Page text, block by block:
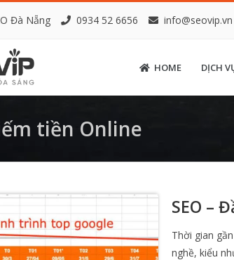
Đà Nẵng 0934 52 6656 info@seovip.vn
HOME DỊCH
tiền Online
SEO –
Thời gian
nghề, kiểu